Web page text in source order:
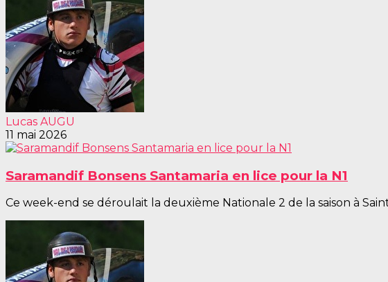
Lucas AUGU
11 mai 2026
Saramandif Bonsens Santamaria en lice pour la N1
Ce week-end se déroulait la deuxième Nationale 2 de la saison à